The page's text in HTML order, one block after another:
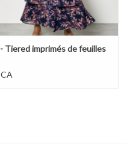
Tiered imprimés de feuilles